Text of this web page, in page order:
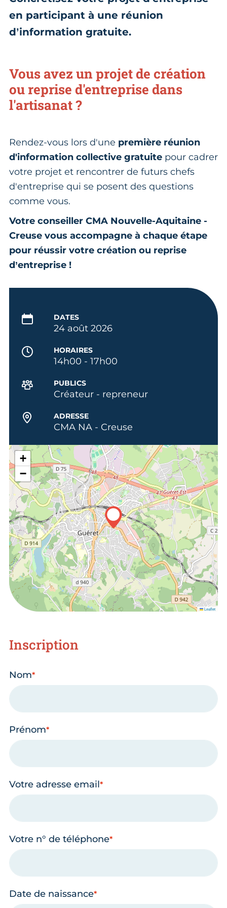
en participant à une réunion
d’information gratuite.
Vous avez un projet de création
ou reprise d'entreprise dans
l'artisanat ?
Rendez-vous lors d'une première réunion
d'information collective gratuite pour cadrer
votre projet et rencontrer de futurs chefs
d'entreprise qui se posent des questions
comme vous.
Votre conseiller CMA Nouvelle-Aquitaine -
Creuse vous accompagne à chaque étape
pour réussir votre création ou reprise
d’entreprise !
DATES
24 août 2026
HORAIRES
14h00 - 17h00
PUBLICS
Créateur - repreneur
ADRESSE
CMA NA - Creuse
+
−
Leaflet
Inscription
Nom
Prénom
Votre adresse email
Votre n° de téléphone
Date de naissance